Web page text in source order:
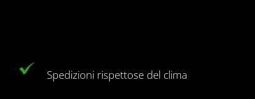
Spedizioni rispettose del clima